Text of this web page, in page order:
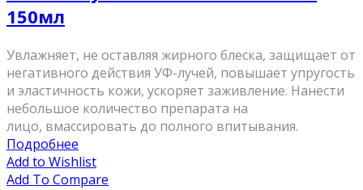
150мл
Увлажняет, не оставляя жирного блеска, защищает от
негативного действия УФ-лучей, повышает упругость
и эластичность кожи, ускоряет заживление. Нанести
небольшое количество препарата на
лицо, вмассировать до полного впитывания.
Подробнее
Add to Wishlist
Add To Compare